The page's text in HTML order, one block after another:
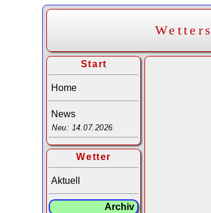
Start
Home
News
Neu: 14.07.2026
Wetter
Aktuell
Archiv